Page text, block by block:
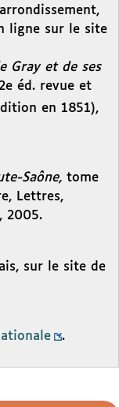
ligne sur le site
Gray et de ses
éd. revue et
en 1851),
Saône, tome
Lettres,
2005.
sur le site de
.